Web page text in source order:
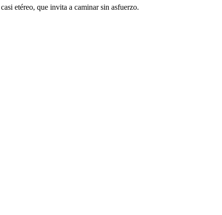
etéreo, que invita a caminar sin asfuerzo.